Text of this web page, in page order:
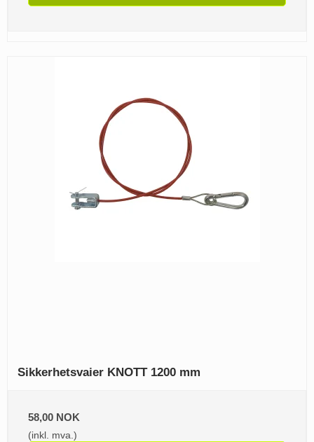
Sikkerhetsvaier KNOTT 1200 mm
58,00 NOK
(inkl. mva.)